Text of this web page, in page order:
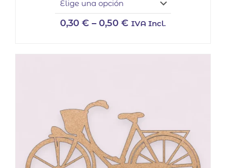
0,30 € – 0,50 € IVA Incl.
opciones
se
pueden
elegir
en